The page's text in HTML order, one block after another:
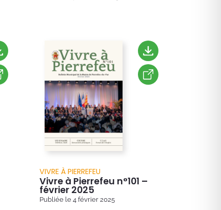
VIVRE À PIERREFEU
Vivre à Pierrefeu n°101 –
février 2025
Publiée le 4 février 2025